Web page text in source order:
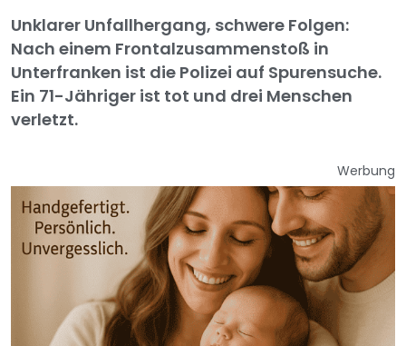
Unklarer Unfallhergang, schwere Folgen:
Nach einem Frontalzusammenstoß in
Unterfranken ist die Polizei auf Spurensuche.
Ein 71-Jähriger ist tot und drei Menschen
verletzt.
Werbung